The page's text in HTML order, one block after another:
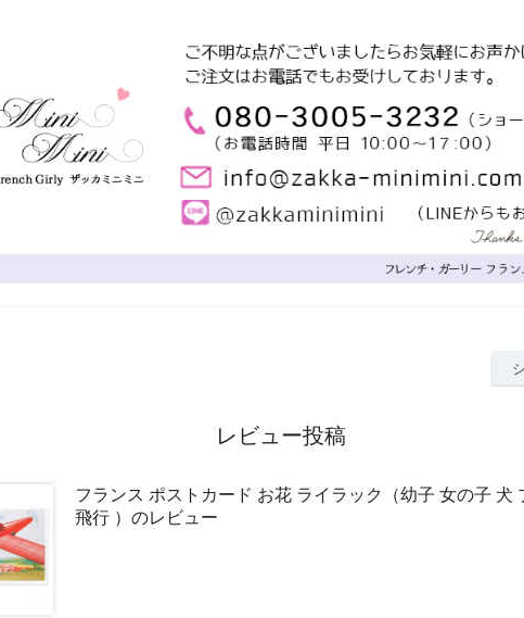
レビュー投稿
フランス ポストカード お花 ライラック（幼子 女の子 犬
飛行 ）のレビュー